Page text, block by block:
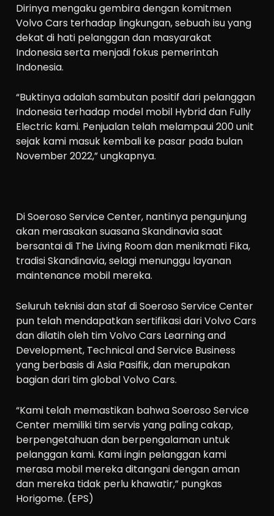
Dirinya mengaku gembira dengan komitmen
Volvo Cars terhadap lingkungan, sebuah isu yang
dekat di hati pelanggan dan masyarakat
Indonesia serta menjadi fokus pemerintah
Indonesia.
“Buktinya adalah sambutan positif dari pelanggan
Indonesia terhadap model mobil Hybrid dan Fully
Electric kami. Penjualan telah melampaui 200 unit
sejak kami masuk kembali ke pasar pada bulan
November 2022,” ungkapnya.
Di Soeroso Service Center, nantinya pengunjung
akan merasakan suasana Skandinavia saat
bersantai di The Living Room dan menikmati Fika,
tradisi Skandinavia, selagi menunggu layanan
maintenance mobil mereka.
Seluruh teknisi dan staf di Soeroso Service Center
pun telah mendapatkan sertifikasi dari Volvo Cars
dan dilatih oleh tim Volvo Cars Learning and
Development, Technical and Service Business
yang berbasis di Asia Pasifik, dan merupakan
bagian dari tim global Volvo Cars.
“Kami telah memastikan bahwa Soeroso Service
Center memiliki tim servis yang paling cakap,
berpengetahuan dan berpengalaman untuk
pelanggan kami. Kami ingin pelanggan kami
merasa mobil mereka ditangani dengan aman
dan mereka tidak perlu khawatir,” pungkas
Horigome. (EPS)